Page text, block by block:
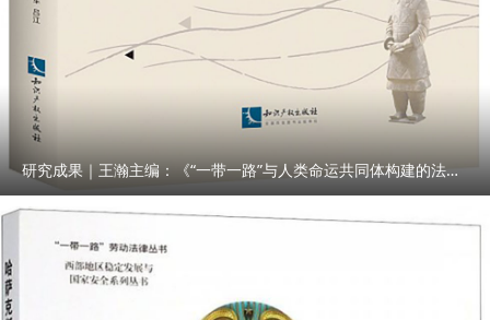
研究成果｜王瀚主编：《“一带一路”与人类命运共同体构建的法律与实践》